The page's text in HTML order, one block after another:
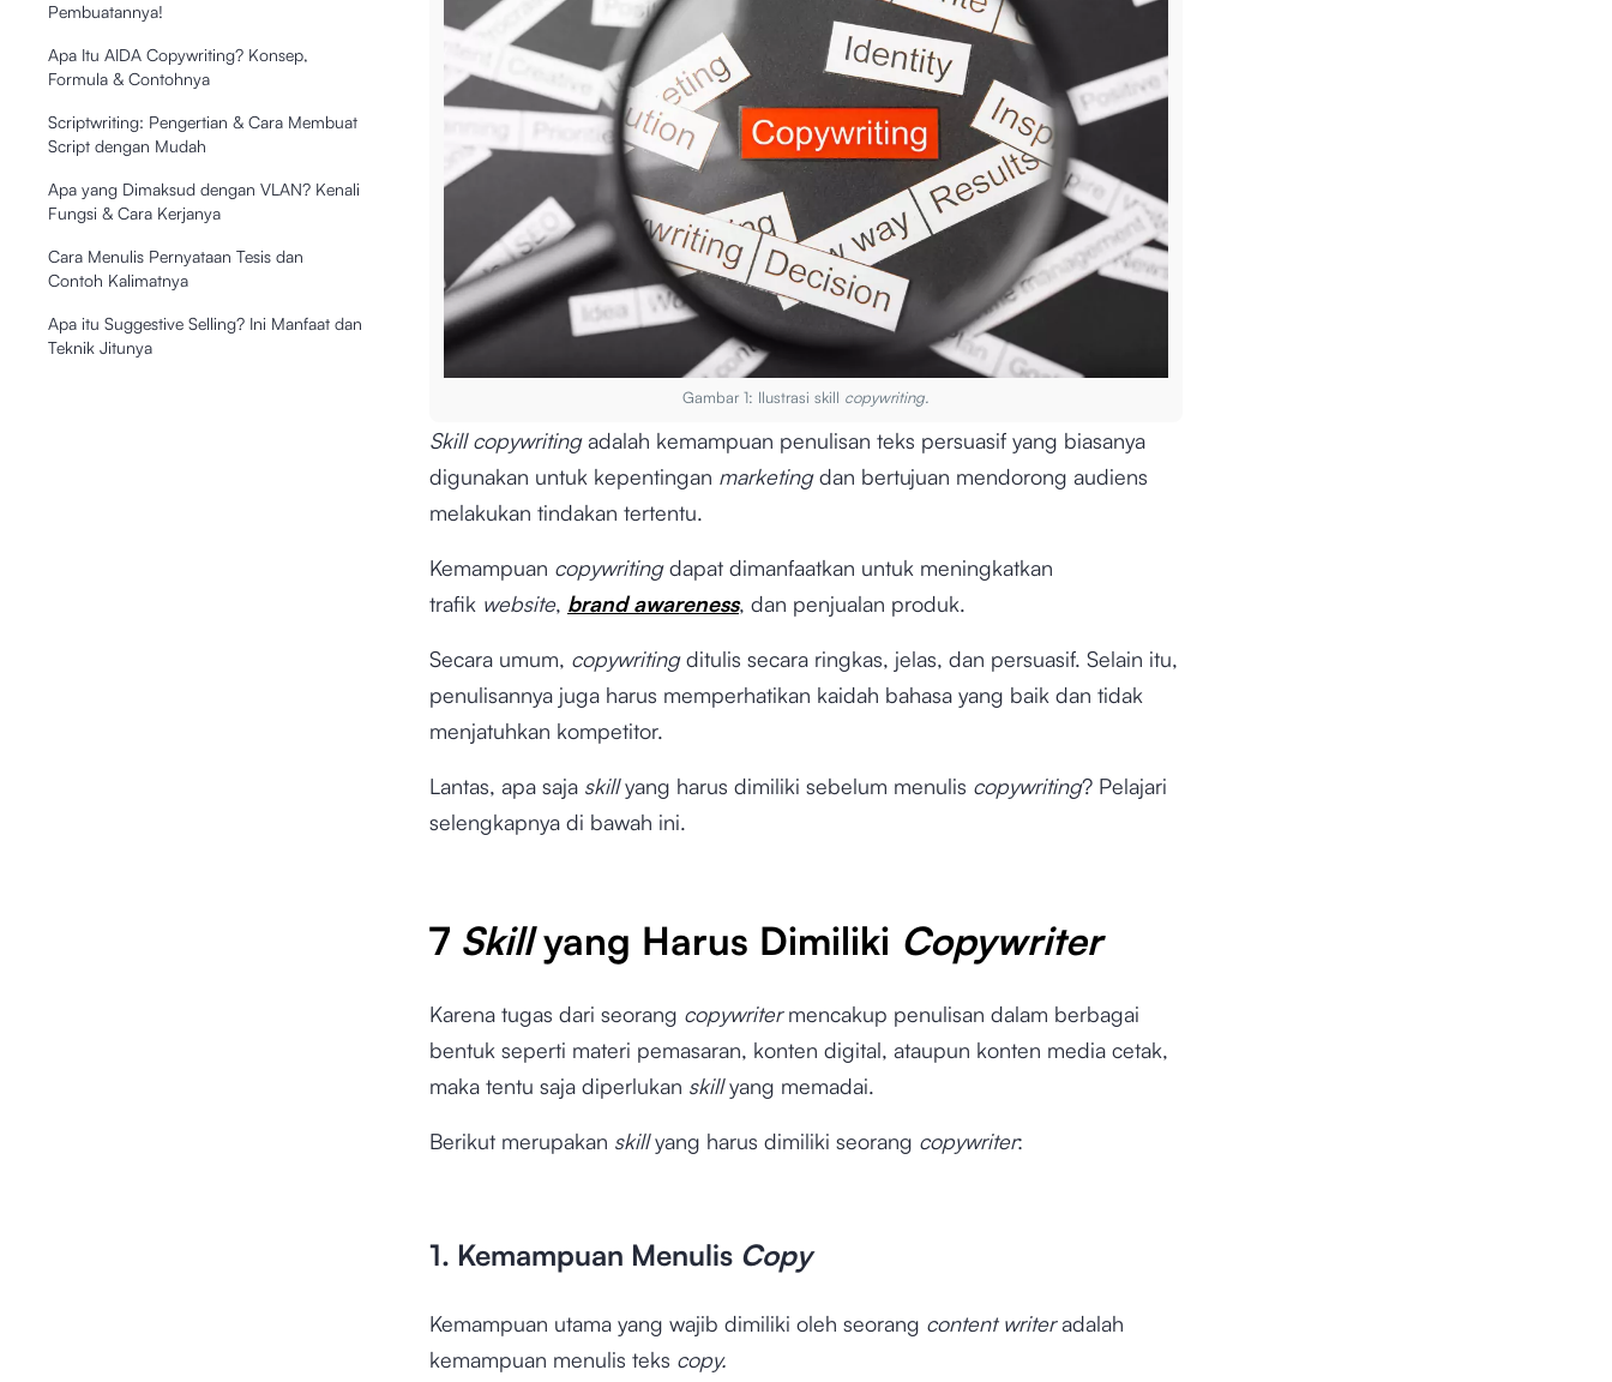
Pembuatannya!
Apa Itu AIDA Copywriting? Konsep,
Formula & Contohnya
Scriptwriting: Pengertian & Cara Membuat
Script dengan Mudah
Apa yang Dimaksud dengan VLAN? Kenali
Fungsi & Cara Kerjanya
Cara Menulis Pernyataan Tesis dan
Contoh Kalimatnya
Apa itu Suggestive Selling? Ini Manfaat dan
Teknik Jitunya
Gambar 1: Ilustrasi skill copywriting.
Skill copywritingadalah kemampuan penulisan teks persuasif yang biasanya
digunakan untuk kepentingan marketingdan bertujuan mendorong audiens
melakukan tindakan tertentu.
Kemampuan copywritingdapat dimanfaatkan untuk meningkatkan
trafik website, brand awareness, dan penjualan produk.
Secara umum, copywritingditulis secara ringkas, jelas, dan persuasif. Selain itu,
penulisannya juga harus memperhatikan kaidah bahasa yang baik dan tidak
menjatuhkan kompetitor.
Lantas, apa saja skillyang harus dimiliki sebelum menulis copywriting? Pelajari
selengkapnya di bawah ini.
7 Skillyang Harus Dimiliki Copywriter
Karena tugas dari seorang copywritermencakup penulisan dalam berbagai
bentuk seperti materi pemasaran, konten digital, ataupun konten media cetak,
maka tentu saja diperlukan skillyang memadai.
Berikut merupakan skillyang harus dimiliki seorang copywriter:
1. Kemampuan Menulis Copy
Kemampuan utama yang wajib dimiliki oleh seorang content writeradalah
kemampuan menulis teks copy.